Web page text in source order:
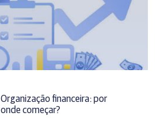
Organização financeira: por
onde começar?